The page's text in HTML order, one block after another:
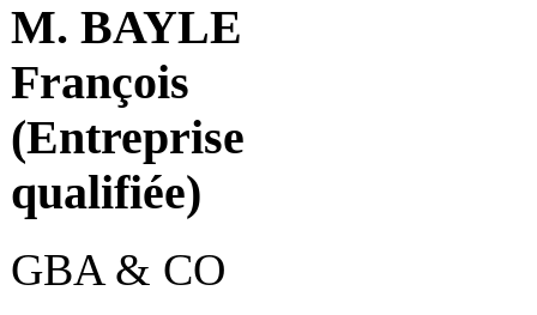
M. BAYLE
François
(Entreprise
qualifiée)
GBA & CO